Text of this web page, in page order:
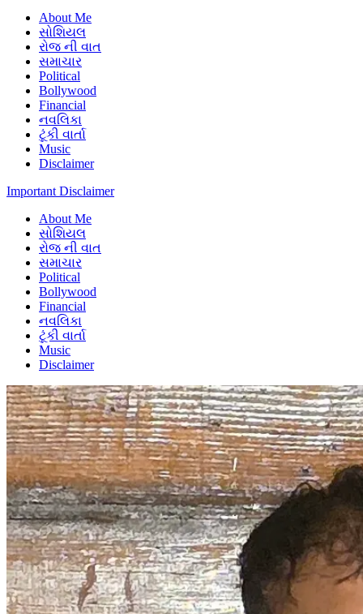
About Me
સોશિયલ
રોજ ની વાત
સમાચાર
Political
Bollywood
Financial
નવલિકા
ટૂંકી વાર્તા
Music
Disclaimer
Important Disclaimer
About Me
સોશિયલ
રોજ ની વાત
સમાચાર
Political
Bollywood
Financial
નવલિકા
ટૂંકી વાર્તા
Music
Disclaimer